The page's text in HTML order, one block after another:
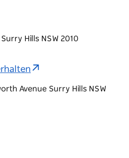
Hills NSW 2010